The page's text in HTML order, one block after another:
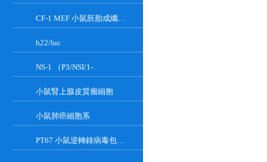
CF-1 MEF 小鼠胚胎成纖維細胞系
h22/luc
NS-1 （P3/NSI/1-
小鼠腎上腺皮質瘤細胞
小鼠肺癌細胞系
PT67 小鼠逆轉錄病毒包裝細胞系